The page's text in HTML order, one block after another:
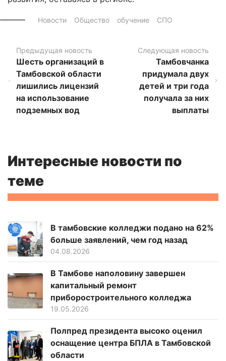
Новости Общество обучение СПО
Предыдущая новость
Шесть организаций в
Тамбовской области
лишились лицензий
на использование
подземных вод
Следующая новость
Тамбовчанка
придумала двух
детей и три года
получала за них
выплаты
Интересные новости по
теме
В тамбовские колледжи подано на 62%
больше заявлений, чем год назад
04.08.2026
В Тамбове наполовину завершен
капитальный ремонт
приборостроительного колледжа
19.05.2026
Полпред президента высоко оценил
оснащение центра БПЛА в Тамбовской
области